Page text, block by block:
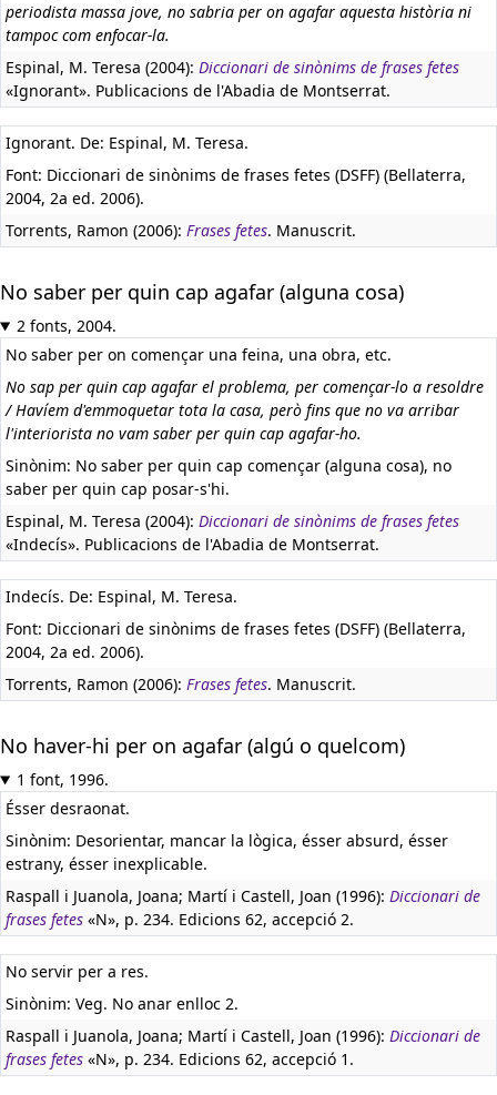
periodista massa jove, no sabria per on agafar aquesta història ni
tampoc com enfocar-la.
Espinal, M. Teresa (2004): Diccionari de sinònims de frases fetes
«Ignorant». Publicacions de l'Abadia de Montserrat.
Ignorant. De: Espinal, M. Teresa.
Font: Diccionari de sinònims de frases fetes (DSFF) (Bellaterra,
2004, 2a ed. 2006).
Torrents, Ramon (2006): Frases fetes. Manuscrit.
No saber per quin cap agafar (alguna cosa)
2 fonts, 2004.
No saber per on començar una feina, una obra, etc.
No sap per quin cap agafar el problema, per començar-lo a resoldre
/ Havíem d'emmoquetar tota la casa, però fins que no va arribar
l'interiorista no vam saber per quin cap agafar-ho.
Sinònim: No saber per quin cap començar (alguna cosa), no
saber per quin cap posar-s'hi.
Espinal, M. Teresa (2004): Diccionari de sinònims de frases fetes
«Indecís». Publicacions de l'Abadia de Montserrat.
Indecís. De: Espinal, M. Teresa.
Font: Diccionari de sinònims de frases fetes (DSFF) (Bellaterra,
2004, 2a ed. 2006).
Torrents, Ramon (2006): Frases fetes. Manuscrit.
No haver-hi per on agafar (algú o quelcom)
1 font, 1996.
Ésser desraonat.
Sinònim: Desorientar, mancar la lògica, ésser absurd, ésser
estrany, ésser inexplicable.
Raspall i Juanola, Joana; Martí i Castell, Joan (1996): Diccionari de
frases fetes «N», p. 234. Edicions 62, accepció 2.
No servir per a res.
Sinònim: Veg. No anar enlloc 2.
Raspall i Juanola, Joana; Martí i Castell, Joan (1996): Diccionari de
frases fetes «N», p. 234. Edicions 62, accepció 1.